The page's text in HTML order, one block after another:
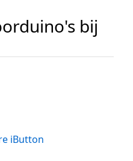
bij
iButton